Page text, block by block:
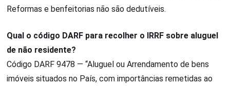
Reformas e benfeitorias não são dedutíveis.
Qual o código DARF para recolher o IRRF sobre aluguel
de não residente?
Código DARF 9478 — “Aluguel ou Arrendamento de bens
imóveis situados no País, com importâncias remetidas ao